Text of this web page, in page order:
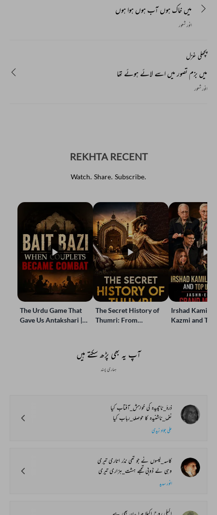
میں خاک ہوں آب ہوں ہوا ہوں
انور شعور
پچھلی غزل
میں بزم تصور میں اسے لائے ہوئے تھا
انور شعور
REKHTA RECENT
Watch. Share. Subscribe.
The Urdu Game That
Gave Us Antakshari |
The Secret History of
Thumri: From
Irshad Kamil,
Kazmi and
آپ یہ بھی پڑھ سکتے ہیں
ہماری پسند
ذرۂ_ناتپیدہ کی خواہش_آفتاب کیا
نغمۂ_ناشنیدہ کا حوصلۂ_رباب کیا
علی جواد زیدی
کاسہ_لیسوں نے جو تھی نذر اتاری تیری
وہی لے ڈوبی تجھے ہشت_ہزاری تیری
انور سدید
اکیلی روح اکیلا مرا بدن بھی ہے